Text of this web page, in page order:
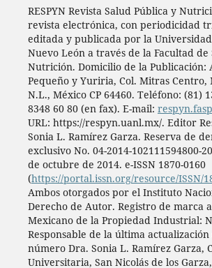
RESPYN Revista Salud Pública y
revista electrónica, con periodicidad
editada y publicada por la
Nuevo León a través de la Facultad de
Nutrición. Domicilio de la Publicación:
Pequeño y Yuriria, Col. Mitras Centro,
N.L., México CP 64460. Teléfono: (81)
8348 60 80 (en fax). E-mail:
URL: https://respyn.uanl.mx/. Editor
Sonia L. Ramírez Garza. Reserva de
exclusivo No. 04-2014-102111594800-
de octubre de 2014. e-ISSN 1870-0160
(https://portal.issn.org/resource/ISSN/
Ambos otorgados por el Instituto
Derecho de Autor. Registro de marca
Mexicano de la Propiedad Industrial:
Responsable de la última actualización
número Dra. Sonia L. Ramírez Garza,
Universitaria, San Nicolás de los